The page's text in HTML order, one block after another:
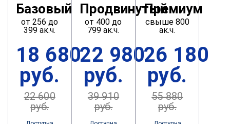
Базовый
от 256 до
399 ак.ч.
18 680
руб.
22 600
руб.
Продвинутый
от 400 до
799 ак.ч.
22 980
руб.
39 910
руб.
Премиум
свыше 800
ак.ч.
26 180
руб.
55 880
руб.